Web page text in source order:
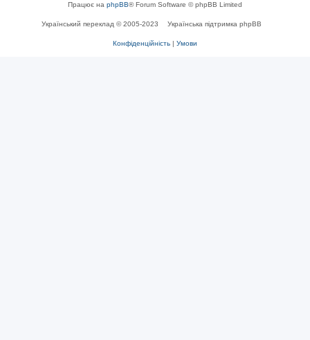
Працює на phpBB® Forum Software © phpBB Limited
Український переклад © 2005-2023 Українська підтримка phpBB
Конфіденційність | Умови